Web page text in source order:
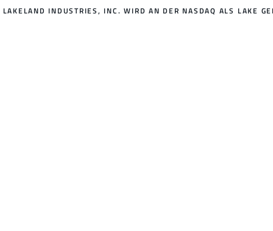
LAKELAND INDUSTRIES, INC. WIRD AN DER NASDAQ ALS LAKE